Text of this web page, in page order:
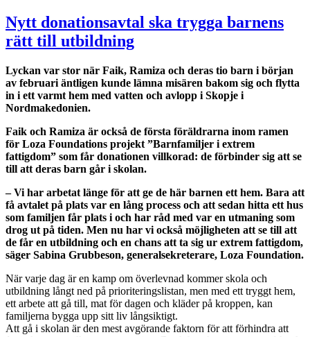
Nytt donationsavtal ska trygga barnens
rätt till utbildning
Lyckan var stor när Faik, Ramiza och deras tio barn i början
av februari äntligen kunde lämna misären bakom sig och flytta
in i ett varmt hem med vatten och avlopp i Skopje i
Nordmakedonien.
Faik och Ramiza är också de första föräldrarna inom ramen
för Loza Foundations projekt ”Barnfamiljer i extrem
fattigdom” som får donationen villkorad: de förbinder sig att se
till att deras barn går i skolan.
– Vi har arbetat länge för att ge de här barnen ett hem. Bara att
få avtalet på plats var en lång process och att sedan hitta ett hus
som familjen får plats i och har råd med var en utmaning som
drog ut på tiden. Men nu har vi också möjligheten att se till att
de får en utbildning och en chans att ta sig ur extrem fattigdom,
säger Sabina Grubbeson, generalsekreterare, Loza Foundation.
När varje dag är en kamp om överlevnad kommer skola och
utbildning långt ned på prioriteringslistan, men med ett tryggt hem,
ett arbete att gå till, mat för dagen och kläder på kroppen, kan
familjerna bygga upp sitt liv långsiktigt.
Att gå i skolan är den mest avgörande faktorn för att förhindra att